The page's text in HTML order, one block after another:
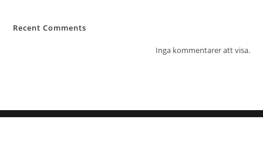
Recent Comments
Inga kommentarer att visa.